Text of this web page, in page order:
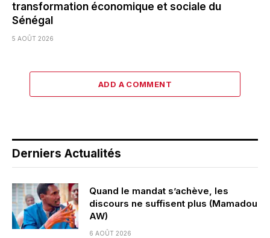
transformation économique et sociale du
Sénégal
5 AOÛT 2026
ADD A COMMENT
Derniers Actualités
Quand le mandat s’achève, les
discours ne suffisent plus (Mamadou
AW)
6 AOÛT 2026